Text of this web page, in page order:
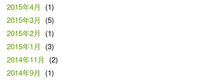
2015年4月
(1)
2015年3月
(5)
2015年2月
(1)
2015年1月
(3)
2014年11月
(2)
2014年9月
(1)